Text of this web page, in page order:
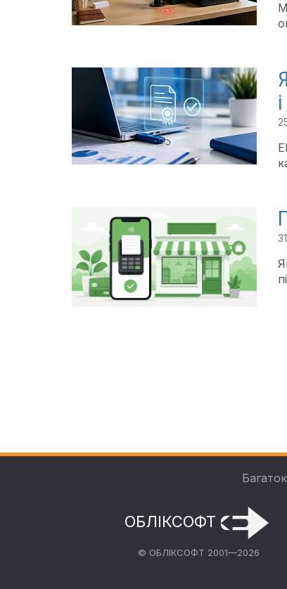
ОБЛІКСОФТ
© ОБЛІКСОФТ 2001—2026